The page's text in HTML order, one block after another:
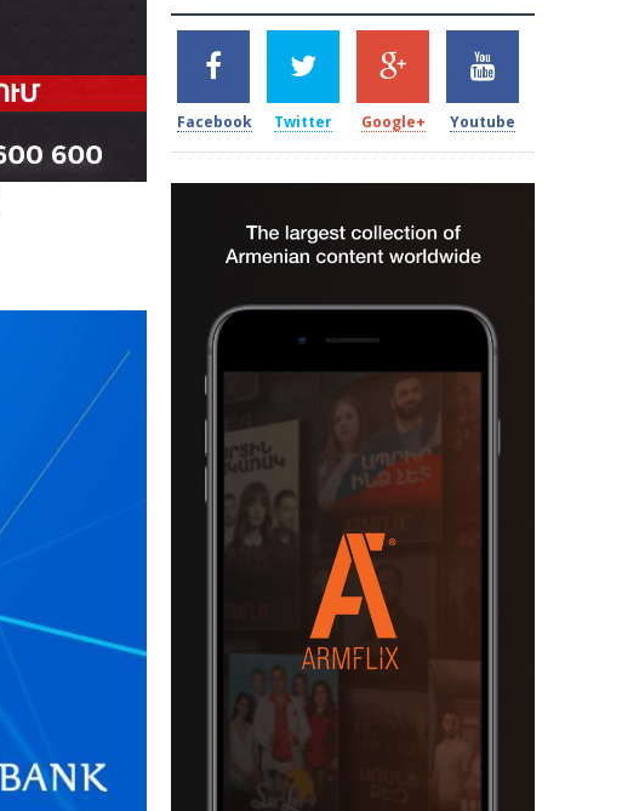
2k
SHARES
Facebook
1.5k
TWEETS
Twitter
203
SHARES
Google+
620
SHARES
Youtube